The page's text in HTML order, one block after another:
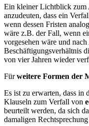
Ein kleiner Lichtblick zum
anzudeuten, dass ein
wenn dessen Fristen
wäre z.B. der Fall, wenn
vorgesehen wäre und
Beschäftigungsverhältnis
von vier Jahren wieder
Fürweitere Formen der
Es ist zu erwarten, dass in
Klauseln zum Verfall von
beurteilt werden, da sich
damaligen